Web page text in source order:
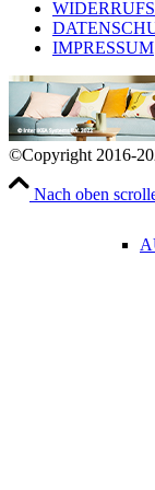
IMPRESSUM
©Copyright 2016-
Nach oben